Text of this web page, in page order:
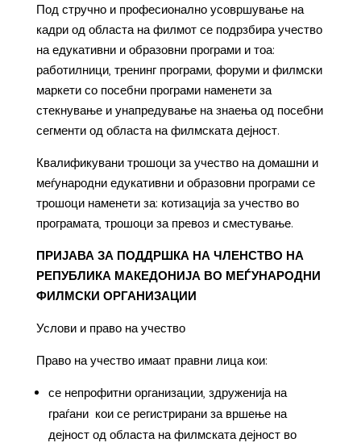
Под стручно и професионално усовршување на
кадри од областа на филмот се подрзбира учество
на едукативни и образовни програми и тоа:
работилници, тренинг програми, форуми и филмски
маркети со посебни програми наменети за
стекнување и унапредување на знаења од посебни
сегменти од областа на филмската дејност.
Квалификувани трошоци за учество на домашни и
меѓународни едукативни и образовни програми се
трошоци наменети за: котизација за учество во
програмата, трошоци за превоз и сместување.
ПРИЈАВА ЗА ПОДДРШКА НА ЧЛЕНСТВО НА
РЕПУБЛИКА МАКЕДОНИЈА ВО МЕЃУНАРОДНИ
ФИЛМСКИ ОРГАНИЗАЦИИ
Услови и право на учество
Право на учество имаат правни лица кои:
се непрофитни организации, здруженија на
граѓани кои се регистрирани за вршење на
дејност од областа на филмската дејност во